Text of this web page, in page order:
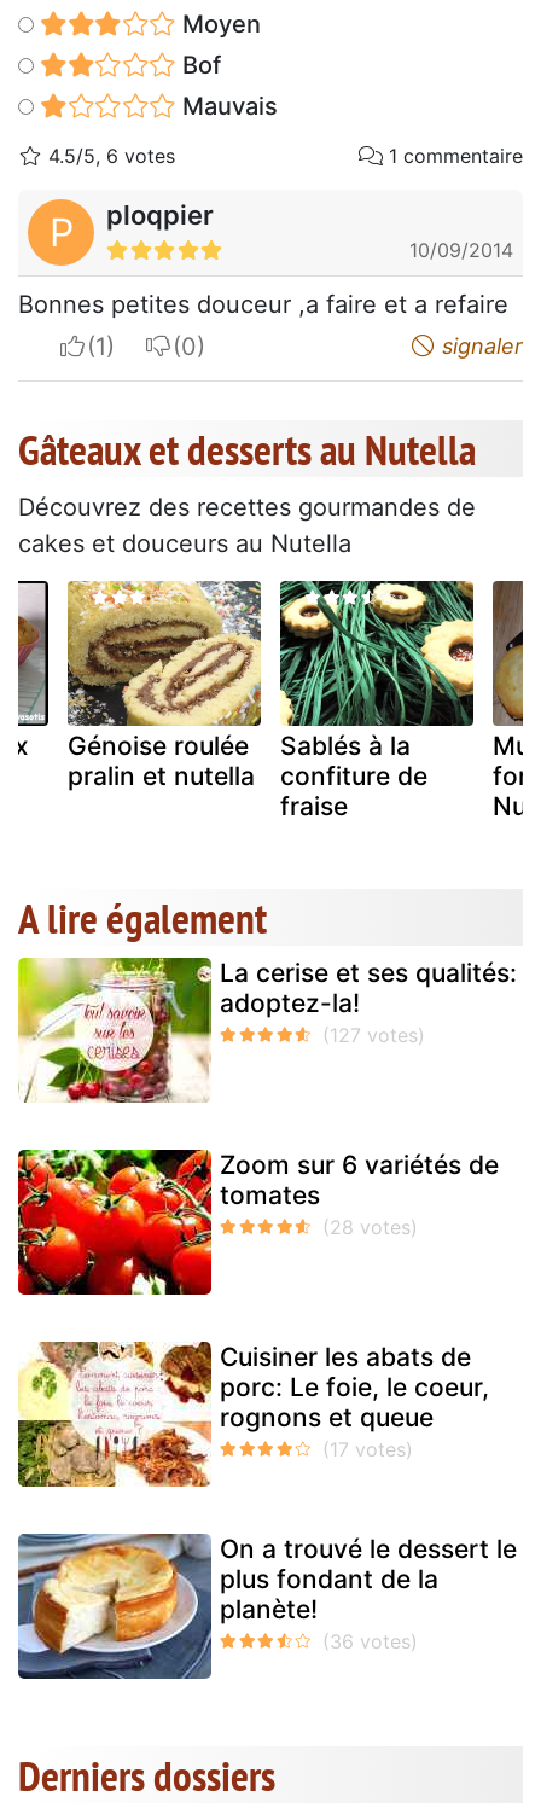
Moyen
Bof
Mauvais
4.5/5, 6 votes 1 commentaire
P ploqpier
10/09/2014
Bonnes petites douceur ,a faire et a refaire
I apreciateI do not appreciate signaler
Gâteaux et desserts au Nutella
Découvrez des recettes gourmandes de
cakes et douceurs au Nutella
Génoise roulée
pralin et nutella
Sablés à la
confiture de
fraise
A lire également
La cerise et ses qualités:
adoptez-la!
Zoom sur 6 variétés de
tomates
Cuisiner les abats de
porc: Le foie, le coeur,
rognons et queue
On a trouvé le dessert le
plus fondant de la
planète!
Derniers dossiers